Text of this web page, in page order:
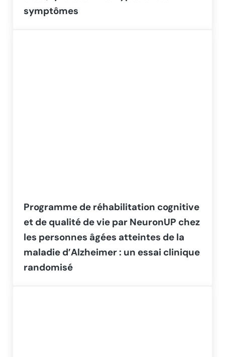
symptômes
Programme de réhabilitation cognitive
et de qualité de vie par NeuronUP chez
les personnes âgées atteintes de la
maladie d’Alzheimer : un essai clinique
randomisé